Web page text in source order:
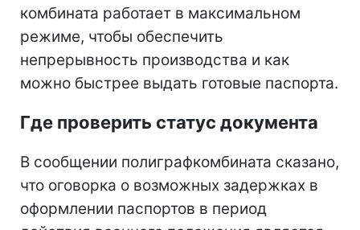
комбината работает в максимальном
режиме, чтобы обеспечить
непрерывность производства и как
можно быстрее выдать готовые паспорта.
Где проверить статус документа
В сообщении полиграфкомбината сказано,
что оговорка о возможных задержках в
оформлении паспортов в период